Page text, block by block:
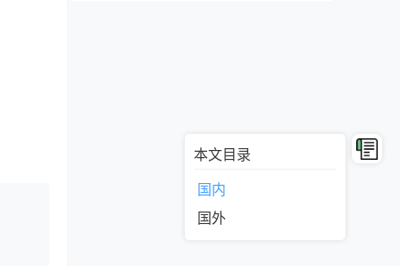
本文目录
国内
国外